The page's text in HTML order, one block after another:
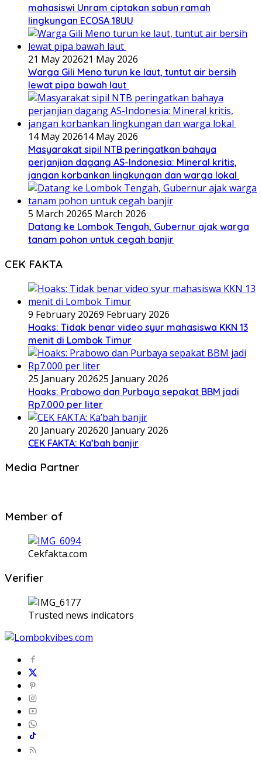
mahasiswi Unram ciptakan sabun ramah
lingkungan ECOSA 18UU
21 May 202621 May 2026
Warga Gili Meno turun ke laut, tuntut air bersih
lewat pipa bawah laut
14 May 202614 May 2026
Masyarakat sipil NTB peringatkan bahaya
perjanjian dagang AS-Indonesia: Mineral kritis,
jangan korbankan lingkungan dan warga lokal
5 March 20265 March 2026
Datang ke Lombok Tengah, Gubernur ajak warga
tanam pohon untuk cegah banjir
CEK FAKTA
9 February 20269 February 2026
Hoaks: Tidak benar video syur mahasiswa KKN 13
menit di Lombok Timur
25 January 202625 January 2026
Hoaks: Prabowo dan Purbaya sepakat BBM jadi
Rp7.000 per liter
20 January 202620 January 2026
CEK FAKTA: Ka’bah banjir
Media Partner
Member of
Cekfakta.com
Verifier
Trusted news indicators